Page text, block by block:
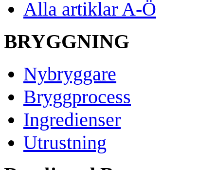
Alla artiklar A-Ö
BRYGGNING
Nybryggare
Bryggprocess
Ingredienser
Utrustning